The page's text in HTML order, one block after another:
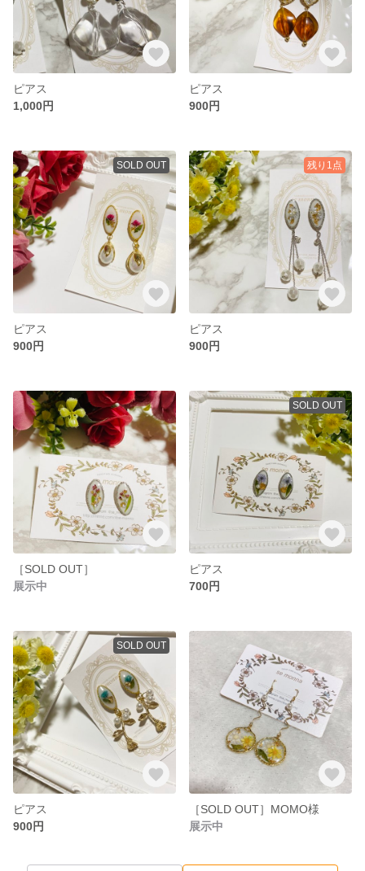
ピアス
1,000円
ピアス
900円
SOLD OUT
ピアス
900円
残り1点
ピアス
900円
［SOLD OUT］
展示中
SOLD OUT
ピアス
700円
SOLD OUT
ピアス
900円
［SOLD OUT］MOMO様
展示中